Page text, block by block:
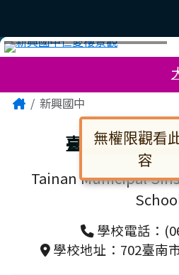
主內容區域
Home新興國中
臺南市市立新
Tainan Municipal
學校電話：
學校地址：702臺南
頁尾區域
無權限觀看
容
對話框已開